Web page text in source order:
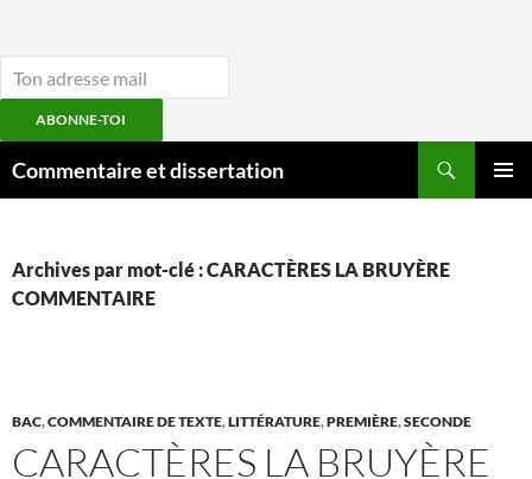
ABONNE-TOI
auCommentaire et dissertation
Archives par mot-clé : CARACTÈRES LA BRUYÈRE
COMMENTAIRE
BAC,COMMENTAIRE DE TEXTE,LITTÉRATURE,PREMIÈRE,SECONDE
CARACTÈRES LA BRUYÈRE